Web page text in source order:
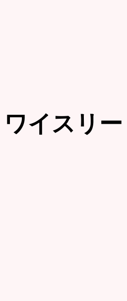
ワイスリー